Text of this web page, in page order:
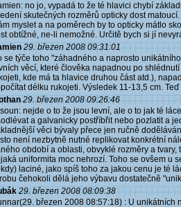
no jo, vypadá to že té hlavici chybí
skutečných rozměrů opticky dost
myslet a na poměrech by to opticky mátlo
obtížné, ne-li nemožné. Určitě bych si jí
29. březen 2008 09:31:01
se týče toho "záhadného a naprosto
věcí, které člověka napadnou po
kde má ta hlavice druhou část atd.),
délku rukojeti. Výsledek 11-13,5 cm.
29. březen 2008 09:26:46
nejde o to že jsou levní, ale o to jak té
a galvanicky postříbřit nebo pozlatit a
věci bývaly přece jen ručně
není nezbytně nutné replikovat konkrétní
období a oblasti, obvyklé rozměry a
uniformita moc nehrozí. Toho se ovšem u
laciné, jako spíš toho za jakou cenu je té
čehokoli dělá jeho výbavu dostatečně
29. březen 2008 08:09:38
březen 2008 08:57:18) : U unikátních